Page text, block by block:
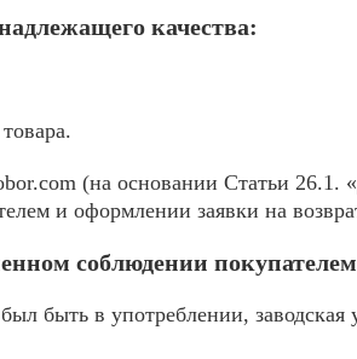
качества:
(на основании Статьи
и оформлении заявки на
соблюдении
быть в употреблении,